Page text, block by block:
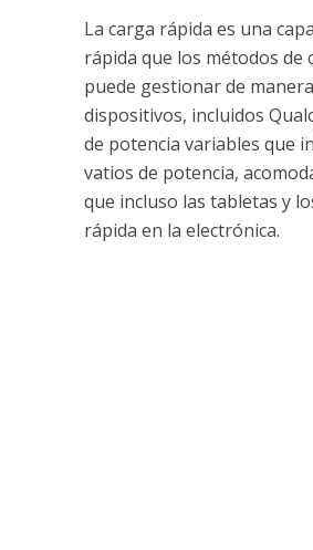
La carga rápida es una
rápida que los métodos
puede gestionar de
dispositivos, incluidos
de potencia variables que
vatios de potencia,
que incluso las tabletas y
rápida en la electrónica.